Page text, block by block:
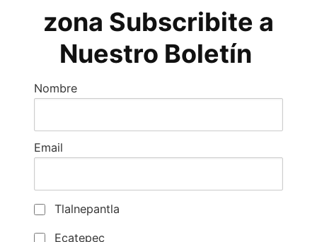
zona Subscribite a
Nuestro Boletín
Nombre
Email
Tlalnepantla
Ecatepec